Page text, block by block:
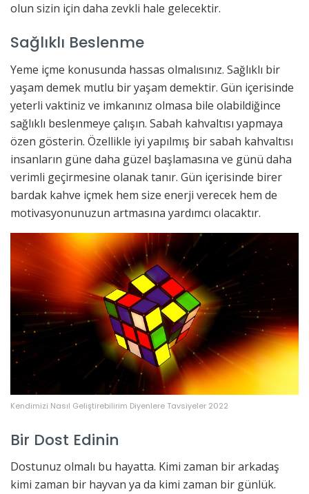
olun sizin için daha zevkli hale gelecektir.
Sağlıklı Beslenme
Yeme içme konusunda hassas olmalısınız. Sağlıklı bir
yaşam demek mutlu bir yaşam demektir. Gün içerisinde
yeterli vaktiniz ve imkanınız olmasa bile olabildiğince
sağlıklı beslenmeye çalışın. Sabah kahvaltısı yapmaya
özen gösterin. Özellikle iyi yapılmış bir sabah kahvaltısı
insanların güne daha güzel başlamasına ve günü daha
verimli geçirmesine olanak tanır. Gün içerisinde birer
bardak kahve içmek hem size enerji verecek hem de
motivasyonunuzun artmasına yardımcı olacaktır.
Kendimizi Nasıl Geliştirebilirim Diyenlere Tavsiyeler 2022
Bir Dost Edinin
Dostunuz olmalı bu hayatta. Kimi zaman bir arkadaş
kimi zaman bir hayvan ya da kimi zaman bir günlük.